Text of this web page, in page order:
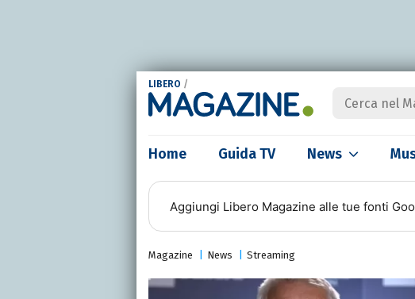
LIBERO /
Home Guida TV News
Aggiungi Libero Magazine alle tue fonti
Magazine News Streaming